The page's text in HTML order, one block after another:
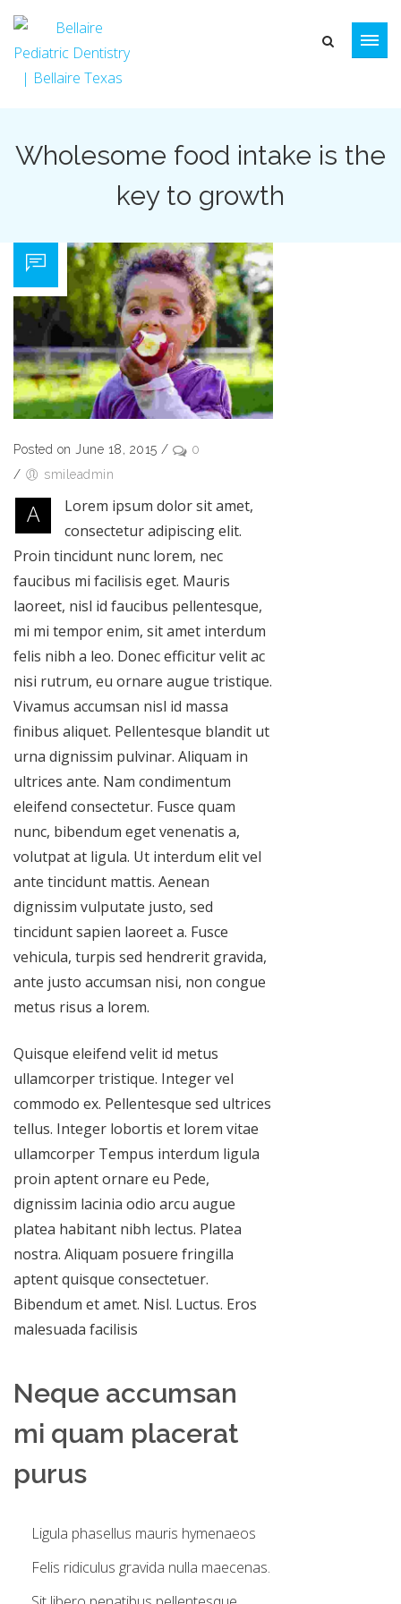
Wholesome food intake is the
key to growth
Posted on June 18, 2015 /
0
/
smileadmin
A
Lorem ipsum dolor sit amet,
consectetur adipiscing elit.
Proin tincidunt nunc lorem, nec
faucibus mi facilisis eget. Mauris
laoreet, nisl id faucibus pellentesque,
mi mi tempor enim, sit amet interdum
felis nibh a leo. Donec efficitur velit ac
nisi rutrum, eu ornare augue tristique.
Vivamus accumsan nisl id massa
finibus aliquet. Pellentesque blandit ut
urna dignissim pulvinar. Aliquam in
ultrices ante. Nam condimentum
eleifend consectetur. Fusce quam
nunc, bibendum eget venenatis a,
volutpat at ligula. Ut interdum elit vel
ante tincidunt mattis. Aenean
dignissim vulputate justo, sed
tincidunt sapien laoreet a. Fusce
vehicula, turpis sed hendrerit gravida,
ante justo accumsan nisi, non congue
metus risus a lorem.
Quisque eleifend velit id metus
ullamcorper tristique. Integer vel
commodo ex. Pellentesque sed ultrices
tellus. Integer lobortis et lorem vitae
ullamcorper Tempus interdum ligula
proin aptent ornare eu Pede,
dignissim lacinia odio arcu augue
platea habitant nibh lectus. Platea
nostra. Aliquam posuere fringilla
aptent quisque consectetuer.
Bibendum et amet. Nisl. Luctus. Eros
malesuada facilisis
Neque accumsan
mi quam placerat
purus
Ligula phasellus mauris hymenaeos
Felis ridiculus gravida nulla maecenas.